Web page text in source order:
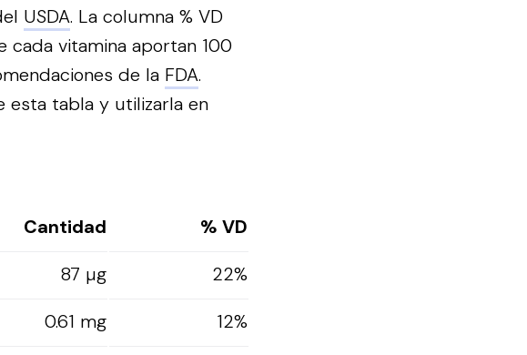
USDA. La columna % VD
cada vitamina aportan 100
de la FDA.
esta tabla y utilizarla en
Cantidad
% VD
87 µg
22%
0.61 mg
12%